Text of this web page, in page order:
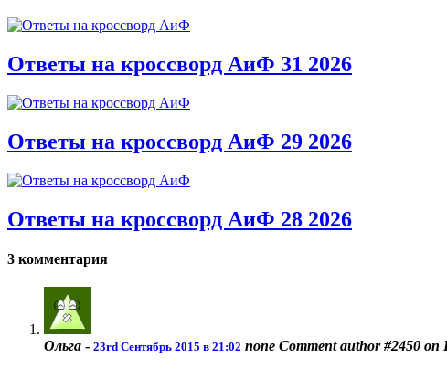
Ответы на кроссворд АиФ 31 2026
Ответы на кроссворд АиФ 29 2026
Ответы на кроссворд АиФ 28 2026
3 комментария
Ольга - 23rd Сентябрь 2015 в 21:02 none Comment author #2450